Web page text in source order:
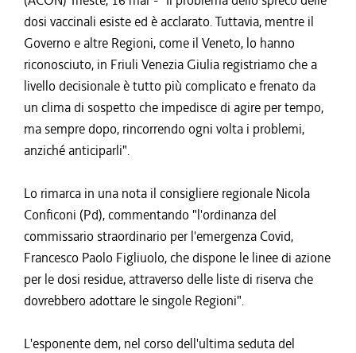
dosi vaccinali esiste ed è acclarato. Tuttavia, mentre il
Governo e altre Regioni, come il Veneto, lo hanno
riconosciuto, in Friuli Venezia Giulia registriamo che a
livello decisionale è tutto più complicato e frenato da
un clima di sospetto che impedisce di agire per tempo,
ma sempre dopo, rincorrendo ogni volta i problemi,
anziché anticiparli".
Lo rimarca in una nota il consigliere regionale Nicola
Conficoni (Pd), commentando "l'ordinanza del
commissario straordinario per l'emergenza Covid,
Francesco Paolo Figliuolo, che dispone le linee di azione
per le dosi residue, attraverso delle liste di riserva che
dovrebbero adottare le singole Regioni".
L'esponente dem, nel corso dell'ultima seduta del